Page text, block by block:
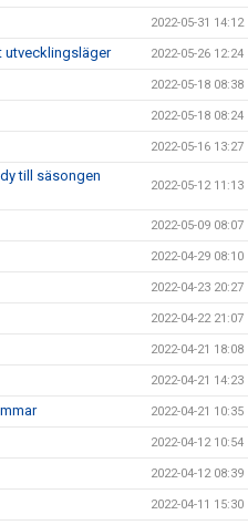
2022-05-31 14:12
utvecklingsläger 2022-05-26 12:24
2022-05-18 08:38
2022-05-18 08:24
2022-05-16 13:27
till säsongen
2022-05-12 11:13
2022-05-09 08:07
2022-04-29 08:10
2022-04-23 20:27
2022-04-22 21:07
2022-04-21 18:08
2022-04-21 14:23
2022-04-21 10:35
2022-04-12 10:54
2022-04-12 08:39
2022-04-11 15:30